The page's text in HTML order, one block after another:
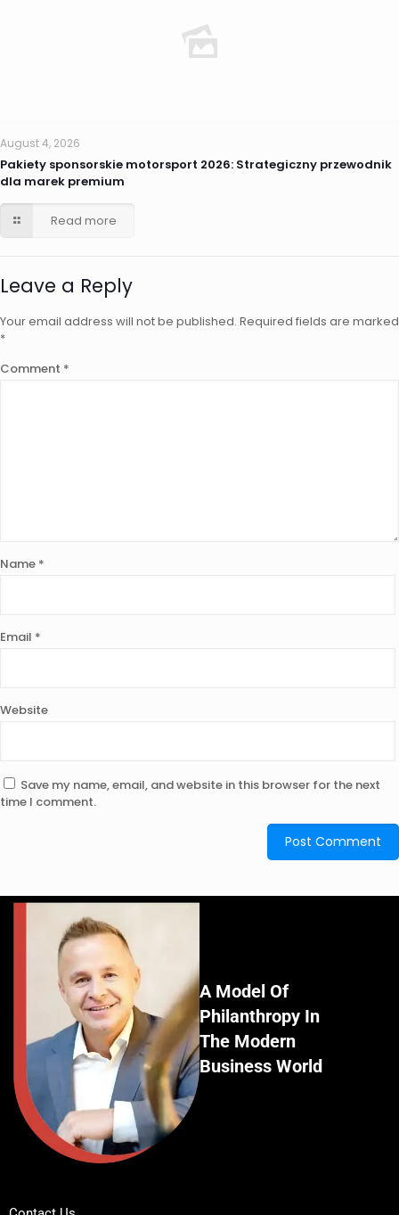
August 4, 2026
Pakiety sponsorskie motorsport 2026: Strategiczny przewodnik
dla marek premium
Read more
Leave a Reply
Your email address will not be published. Required fields are marked
*
Comment *
Name *
Email *
Website
Save my name, email, and website in this browser for the next
time I comment.
A Model Of
Philanthropy In
The Modern
Business World